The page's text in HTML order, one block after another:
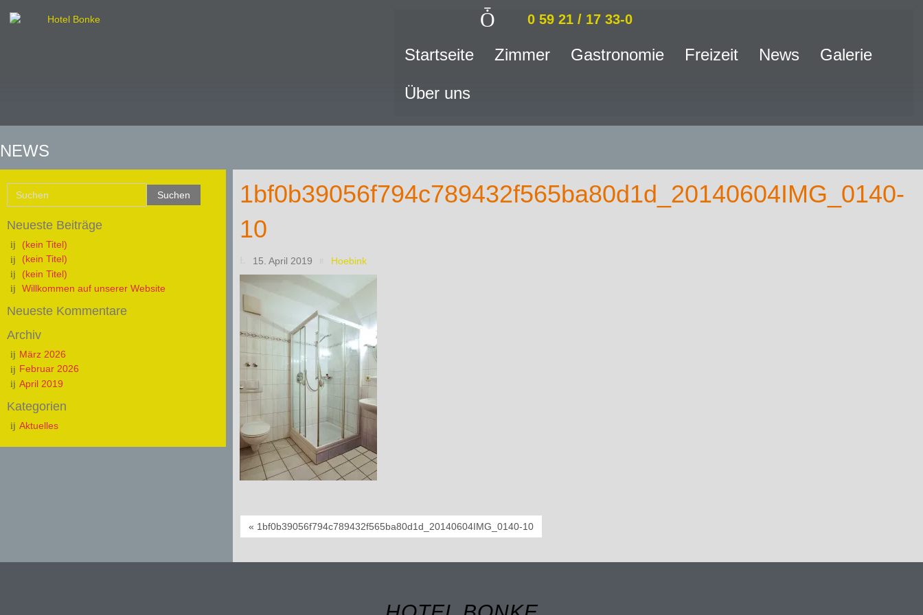
0 59 21 / 17 33-0
Startseite Zimmer Gastronomie Freizeit News Galerie
Über uns
NEWS
Neueste Beiträge
(kein Titel)
(kein Titel)
(kein Titel)
Willkommen auf unserer Website
Neueste Kommentare
Archiv
März 2026
Februar 2026
April 2019
Kategorien
Aktuelles
1bf0b39056f794c789432f565ba80d1d_20140604IMG_0140-
10
15. April 2019 Hoebink
« 1bf0b39056f794c789432f565ba80d1d_20140604IMG_0140-10